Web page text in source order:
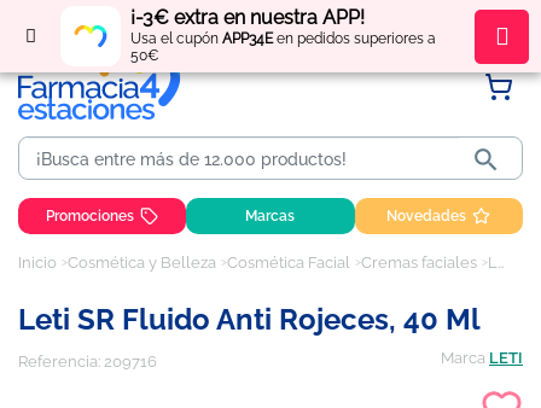
¡-3€ extra en nuestra APP!
Usa el cupón APP34Een pedidos superiores a
50€
Regístratey obténpuntos por tus compras

Promociones Marcas Novedades
Inicio Cosmética y Belleza Cosmética Facial Cremas faciales Leti SR fluido anti rojeces, 40 ml
Leti SR Fluido Anti Rojeces, 40 Ml
Referencia: 209716 Marca LETI